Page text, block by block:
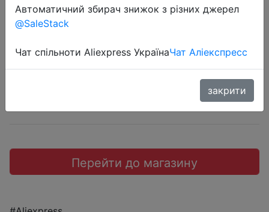
Поворотный аэратор.
$0.63
Перейти до магазину
Автоматичний збирач знижок з різних джерел
@SaleStack
Чат спільноти Aliexpress УкраїнаЧат Аліекспресс
закрити